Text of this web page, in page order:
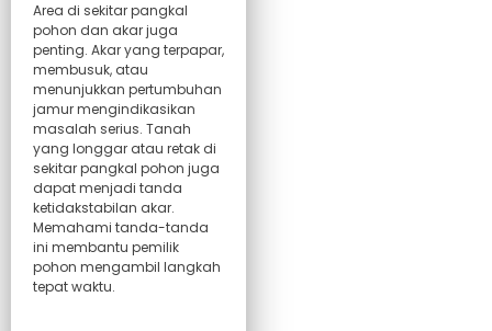
Area di sekitar pangkal
pohon dan akar juga
penting. Akar yang terpapar,
membusuk, atau
menunjukkan pertumbuhan
jamur mengindikasikan
masalah serius. Tanah
yang longgar atau retak di
sekitar pangkal pohon juga
dapat menjadi tanda
ketidakstabilan akar.
Memahami tanda-tanda
ini membantu pemilik
pohon mengambil langkah
tepat waktu.